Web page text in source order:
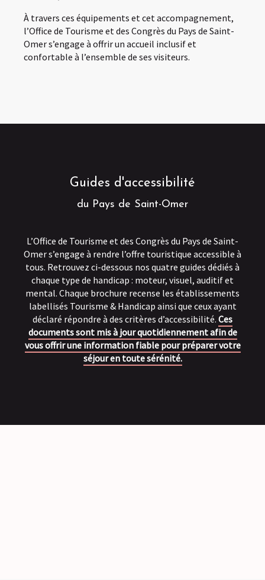
À travers ces équipements et cet accompagnement,
l’Office de Tourisme et des Congrès du Pays de Saint-
Omer s’engage à offrir un accueil inclusif et
confortable à l’ensemble de ses visiteurs.
Guides d'accessibilité
du Pays de Saint-Omer
L’Office de Tourisme et des Congrès du Pays de Saint-
Omer s’engage à rendre l’offre touristique accessible à
tous. Retrouvez ci-dessous nos quatre guides dédiés à
chaque type de handicap : moteur, visuel, auditif et
mental. Chaque brochure recense les établissements
labellisés Tourisme & Handicap ainsi que ceux ayant
déclaré répondre à des critères d’accessibilité. Ces
documents sont mis à jour quotidiennement afin de
vous offrir une information fiable pour préparer votre
séjour en toute sérénité.